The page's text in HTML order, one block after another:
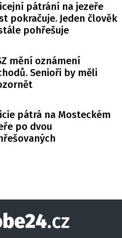
pátrání na jezeře
pokračuje. Jeden člověk
pohřešuje
mění oznámení
Senioři by měli
pátrá na Mosteckém
po dvou
Globe24